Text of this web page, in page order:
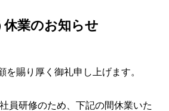
業のお知らせ
を賜り厚く御礼申し上げます。
員研修のため、下記の間休業いた